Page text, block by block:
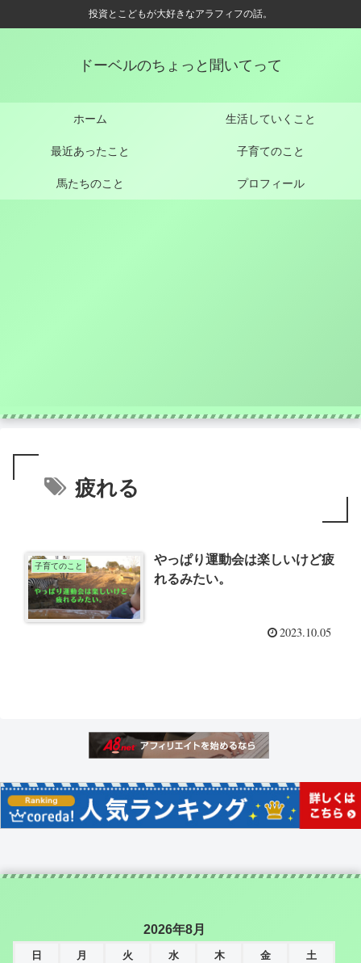
投資とこどもが大好きなアラフィフの話。
ドーベルのちょっと聞いてって
ホーム 生活していくこと
最近あったこと 子育てのこと
馬たちのこと プロフィール
疲れる
子育てのこと
やっぱり運動会は楽しいけど疲
れるみたい。
2023.10.05
2026年8月
日 月 火 水 木 金
土